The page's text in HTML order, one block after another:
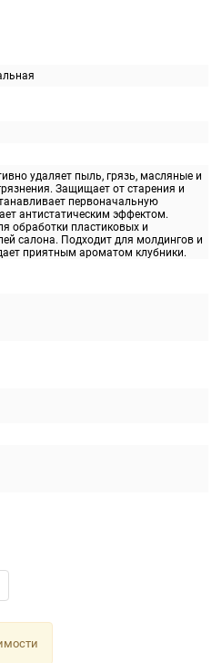
удаляет пыль, грязь, масляные и
Защищает от старения и
первоначальную
антистатическим эффектом.
обработки пластиковых и
салона. Подходит для молдингов и
приятным ароматом клубники.